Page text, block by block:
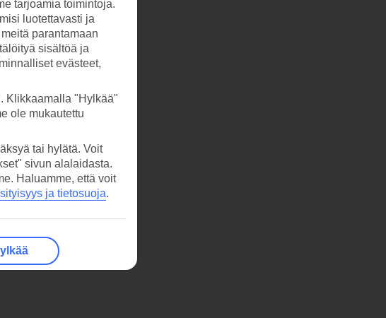
tarjoamia toimintoja.
luotettavasti ja
parantamaan
sisältöä ja
evästeet,
Klikkaamalla "Hylkää"
ole mukautettu
tai hylätä. Voit
sivun alalaidasta.
Haluamme, että voit
ja tietosuoja.